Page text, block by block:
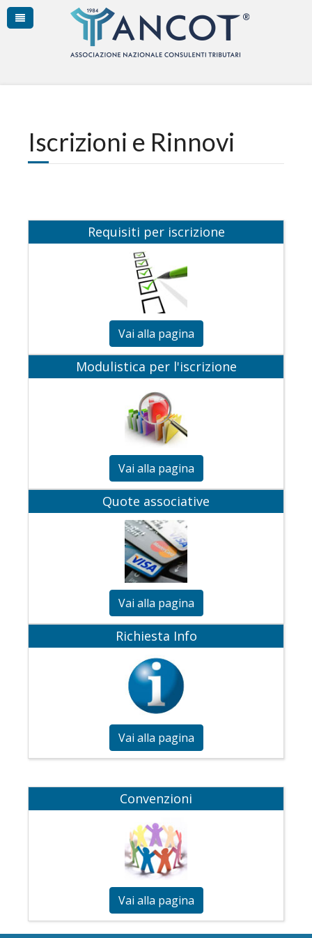
Iscrizioni e Rinnovi
Requisiti per iscrizione
Vai alla pagina
Modulistica per l'iscrizione
Vai alla pagina
Quote associative
Vai alla pagina
Richiesta Info
Vai alla pagina
Convenzioni
Vai alla pagina